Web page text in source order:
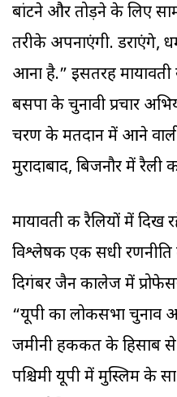
बांटने और तोड़ने के लिए
तरीके अपनाएंगी. डराएंगे,
आना है.” इसतरह
बसपा के चुनावी प्रचार
चरण के मतदान में आने
मुरादाबाद, बिजनौर में रैली
मायावती की रैलियों में
विश्लेषक एक सधी
दिगंबर जैन कालेज में
“यूपी का लोकसभा चुनाव
जमीनी हकीकत के हिसाब से
पश्च‍िमी यूपी में मुस्ल‍िम के